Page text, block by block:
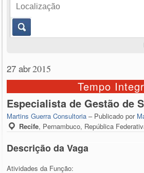
27 abr2015
Tempo
Especialista de Gestão de
Martins Guerra Consultoria – Publicado por
Recife, Pernambuco, República
Descrição da Vaga
Atividades da Função: